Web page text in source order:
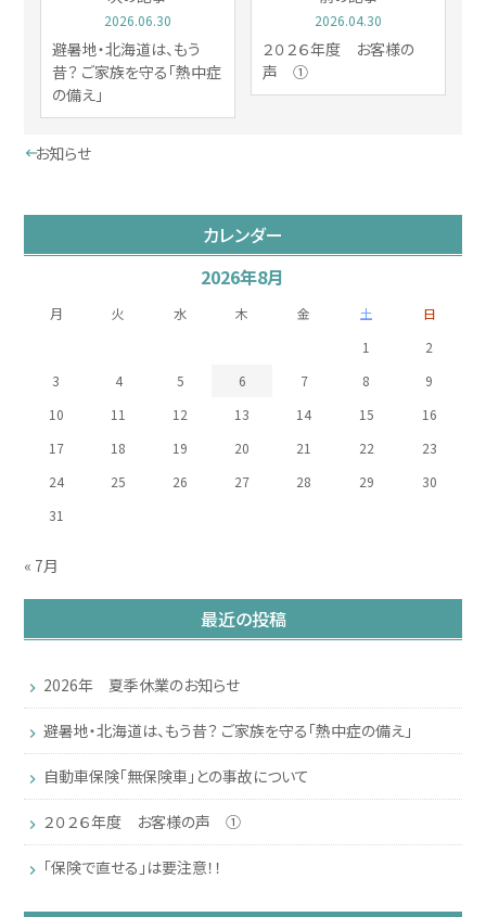
2026.06.30
避暑地・北海道は、もう
昔？ ご家族を守る「熱中症
の備え」
2026.04.30
２０２６年度 お客様の
声 ①
お知らせ
カレンダー
2026年8月
月 火 水 木 金 土
日
1
2
3
4 5 6 7 8
9
10
11 12 13 14 15
16
17
18 19 20 21 22
23
24
25 26 27 28 29
30
31
« 7月
最近の投稿
2026年 夏季休業のお知らせ
避暑地・北海道は、もう昔？ ご家族を守る「熱中症の備え」
自動車保険「無保険車」との事故について
２０２６年度 お客様の声 ①
「保険で直せる」は要注意！！